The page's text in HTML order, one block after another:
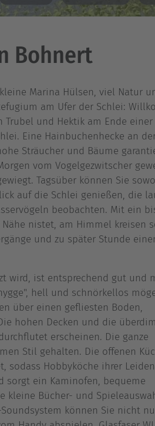
Bohnert
Marina Hülsen, viel Natur
am Ufer der Schlei:
Trubel und Hektik am Ende einer
Eine Hainbuchenhecke an
Sträucher und Bäume
vom Vogelgezwitscher
Tagsüber können Sie
auf die Schlei genießen, die
beobachten. Mit ein
nistet, am Himmel kreisen
und zu später Stunde
wird, ist entsprechend gut und
hell und schnörkellos
über einen gefliesten Boden,
hohen Decken und die
erscheinen. Die ganze
Stil gehalten. Die offenen
sodass Hobbyköche ihrer
sorgt ein Kaminofen, bequeme
kleine Bücher- und
können Sie nicht